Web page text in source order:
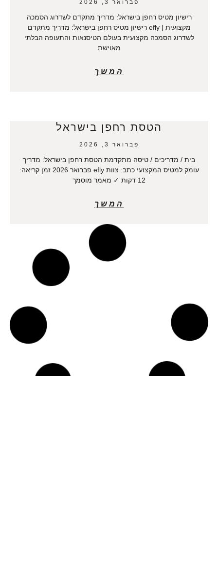
פברואר 3, 2026
רישיון מטיס רחפן בישראל: מדריך מתקדם לשדרוג הסמכה
מקצועית | efly רישיון מטיס רחפן בישראל: מדריך מתקדם
לשדרוג הסמכה מקצועית בעולם הטיסנאות והתעופה הבלתי
מאוישת
המשך
הטסת רחפן בישראל
פברואר 3, 2026
בית / מדריכים / טיסה מתקדמת הטסת רחפן בישראל: מדריך
עומק למטיס המקצועי כתב: צוות efly פברואר 2026 זמן קריאה:
12 דקות ✓ מאמר מוסמך
המשך